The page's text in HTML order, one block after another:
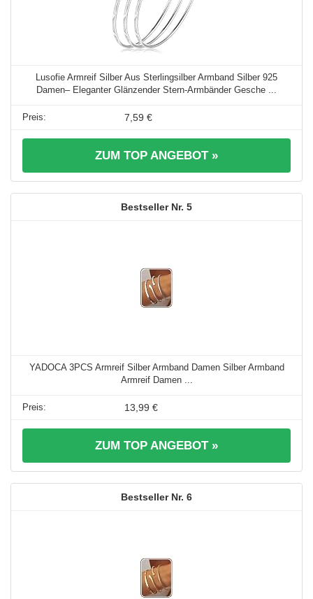
Lusofie Armreif Silber Aus Sterlingsilber Armband Silber 925
Damen– Eleganter Glänzender Stern-Armbänder Gesche ...
7,59 €
ZUM TOP ANGEBOT »
5
YADOCA 3PCS Armreif Silber Armband Damen Silber Armband
Armreif Damen ...
13,99 €
ZUM TOP ANGEBOT »
6